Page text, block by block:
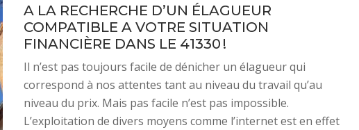
A LA RECHERCHE D’UN ÉLAGUEUR
COMPATIBLE A VOTRE SITUATION
FINANCIÈRE DANS LE 41330 !
Il n’est pas toujours facile de dénicher un élagueur qui
correspond à nos attentes tant au niveau du travail qu’au
niveau du prix. Mais pas facile n’est pas impossible.
L’exploitation de divers moyens comme l’internet est en effet